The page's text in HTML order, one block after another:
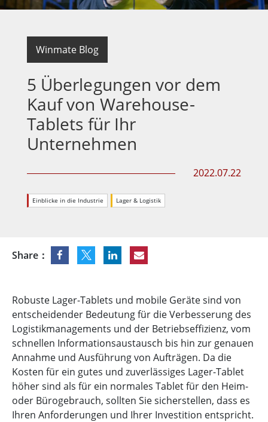
Winmate Blog
5 Überlegungen vor dem
Kauf von Warehouse-
Tablets für Ihr
Unternehmen
2022.07.22
Einblicke in die Industrie Lager & Logistik
Share：
Robuste Lager-Tablets und mobile Geräte sind von
entscheidender Bedeutung für die Verbesserung des
Logistikmanagements und der Betriebseffizienz, vom
schnellen Informationsaustausch bis hin zur genauen
Annahme und Ausführung von Aufträgen. Da die
Kosten für ein gutes und zuverlässiges Lager-Tablet
höher sind als für ein normales Tablet für den Heim-
oder Bürogebrauch, sollten Sie sicherstellen, dass es
Ihren Anforderungen und Ihrer Investition entspricht.